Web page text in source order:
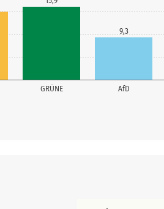
GRÜNE AfD
9,3